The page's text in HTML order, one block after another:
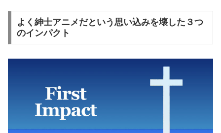
よく紳士アニメだという思い込みを壊した３つ
のインパクト